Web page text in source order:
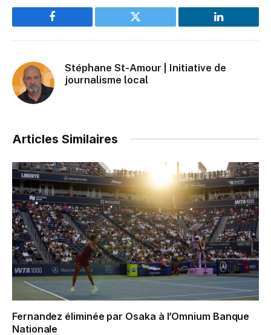
Facebook Twitter LinkedIn
Stéphane St-Amour | Initiative de
journalisme local
Articles Similaires
Fernandez éliminée par Osaka à l’Omnium Banque
Nationale